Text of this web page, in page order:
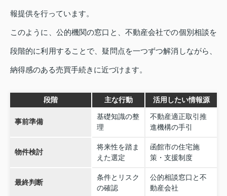
報提供を行っています。
このように、公的機関の窓口と、不動産会社での個別相談を
段階的に利用することで、疑問点を一つずつ解消しながら、
納得感のある売買手続きに近づけます。
段階 主な行動 活用したい情報源
事前準備
基礎知識の整
理
不動産適正取引推
進機構の手引
物件検討
将来性を踏ま
えた選定
函館市の住宅施
策・支援制度
最終判断
条件とリスク
の確認
公的相談窓口と不
動産会社